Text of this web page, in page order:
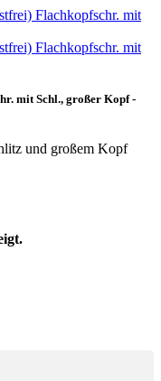
mit Schl., großer Kopf -
und großem Kopf